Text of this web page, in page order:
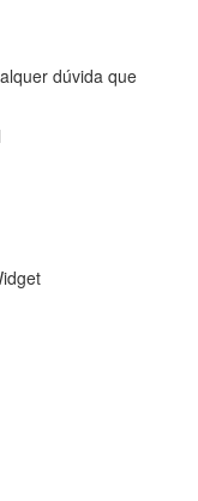
dúvida que